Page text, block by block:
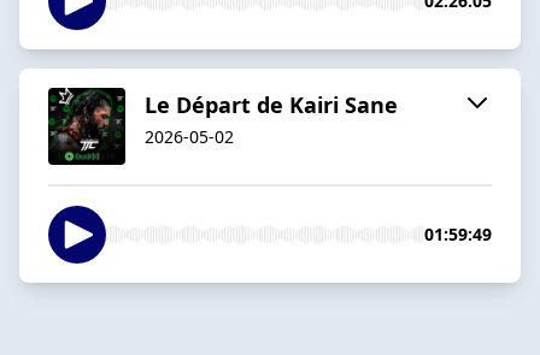
Le Départ de Kairi Sane
2026-05-02
01:59:49